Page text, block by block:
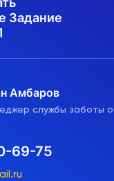
Задание
Амбаров
службы заботы о
69-75